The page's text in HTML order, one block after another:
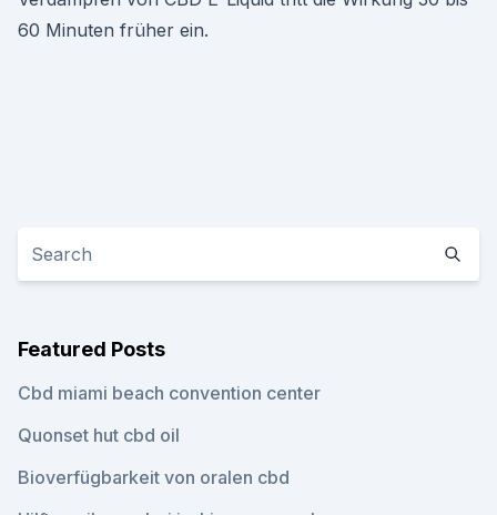
60 Minuten früher ein.
Featured Posts
Cbd miami beach convention center
Quonset hut cbd oil
Bioverfügbarkeit von oralen cbd